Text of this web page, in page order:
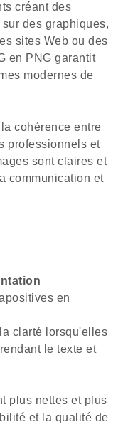
créant des
des graphiques,
sites Web ou des
en PNG garantit
modernes de
cohérence entre
professionnels et
sont claires et
communication et
en
clarté lorsqu'elles
le texte et
plus nettes et plus
et la qualité de